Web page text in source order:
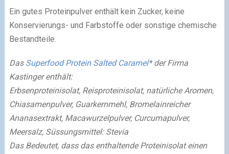
Ein gutes Proteinpulver enthält kein Zucker, keine
Konservierungs- und Farbstoffe oder sonstige chemische
Bestandteile.
Das Superfood Protein Salted Caramel* der Firma
Kastinger enthält:
Erbsenproteinisolat, Reisproteinisolat, natürliche Aromen,
Chiasamenpulver, Guarkernmehl, Bromelainreicher
Ananasextrakt, Macawurzelpulver, Curcumapulver,
Meersalz, Süssungsmittel: Stevia
Das Bedeutet, dass das enthaltende Proteinisolat einen